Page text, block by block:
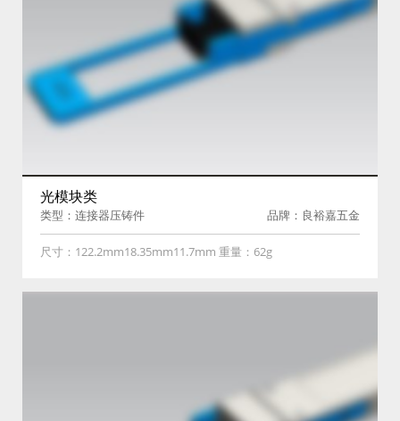
光模块类
类型：连接器压铸件 品牌：良裕嘉五金
尺寸：122.2mm18.35mm11.7mm 重量：62g